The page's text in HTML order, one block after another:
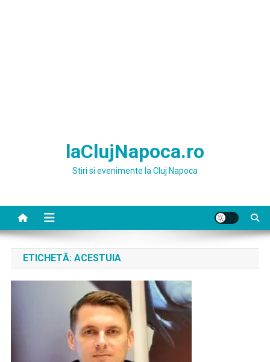
laClujNapoca.ro
Stiri si evenimente la Cluj Napoca
ETICHETĂ: ACESTUIA